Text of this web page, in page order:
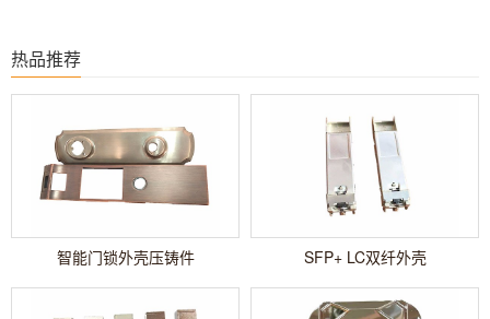
热品推荐
智能门锁外壳压铸件 SFP+ LC双纤外壳